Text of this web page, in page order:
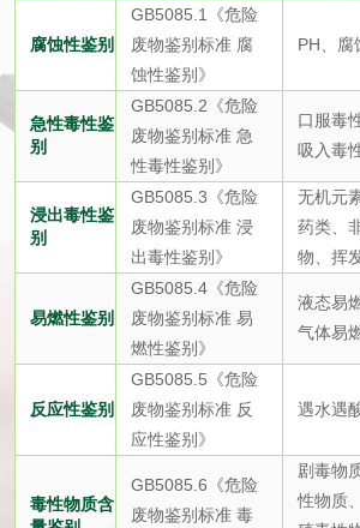
腐蚀性鉴别
GB5085.1《危险
废物鉴别标准 腐
蚀性鉴别》
PH、腐
急性毒性鉴
别
GB5085.2《危险
废物鉴别标准 急
性毒性鉴别》
口服毒
吸入毒
浸出毒性鉴
别
GB5085.3《危险
废物鉴别标准 浸
出毒性鉴别》
无机元
药类、
物、挥
易燃性鉴别
GB5085.4《危险
废物鉴别标准 易
燃性鉴别》
液态易
气体易
反应性鉴别
GB5085.5《危险
废物鉴别标准 反
应性鉴别》
遇水遇
毒性物质含
GB5085.6《危险
废物鉴别标准 毒
剧毒物
性物质
产品检测
中药材检测
手套检测
熔喷布检测
手术刀片检测
3Q验证
水系统3Q验证